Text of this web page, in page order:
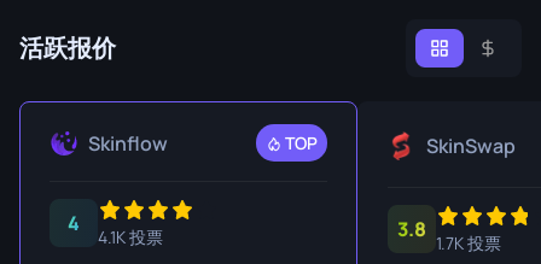
活跃报价
Skinflow TOP
4
4.1K 投票
SkinSwap
3.8
1.7K 投票